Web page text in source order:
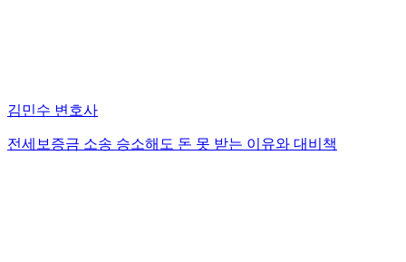
김민수 변호사
전세보증금 소송 승소해도 돈 못 받는 이유와 대비책